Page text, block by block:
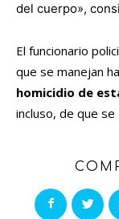
del cuerpo»,
El funcionario
que se manejan
homicidio de
incluso, de que se